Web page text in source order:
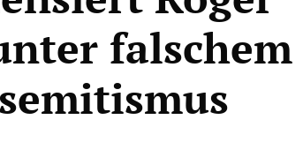
falschem